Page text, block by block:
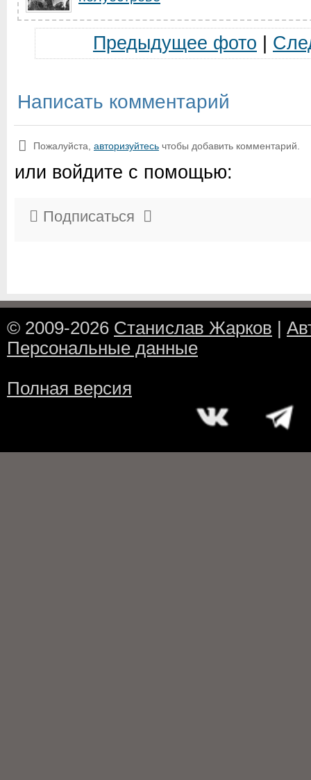
Предыдущее фото
Написать комментарий
Пожалуйста, авторизуйтесь чтобы добавить комментарий.
или войдите с помощью:
Подписаться
© 2009-2026 Станислав Жарков
Персональные данные
Полная версия